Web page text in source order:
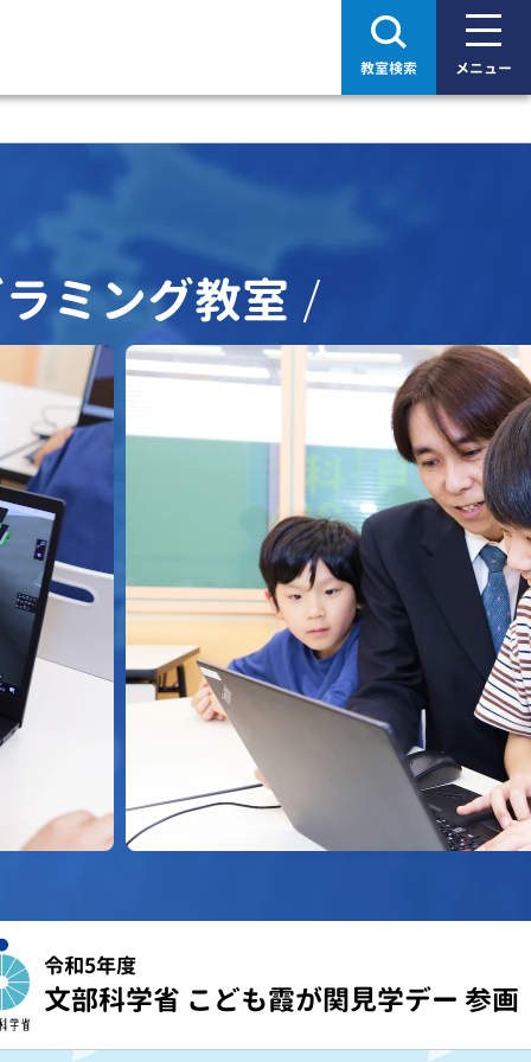
教室検索 メニュー
ミング教室
令和5年度
文部科学省 こども霞が関見学デー 参画